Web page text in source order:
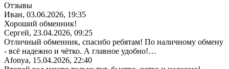
Отзывы
Иван, 03.06.2026, 19:35
Хороший обменник!
Сергей, 23.04.2026, 09:25
Отличный обменник, спасибо ребятам! По наличному обмену
- всё надежно и чётко. А главное удобно!…
Afonya, 15.04.2026, 22:40